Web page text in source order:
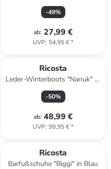
Rosa/ Weiß
-49%
ab: 27,99 €
UVP: 54,95 €*
Ricosta
Leder-Winterboots "Nanuk" in
Schwarz
-50%
ab: 48,99 €
UVP: 99,95 €*
Ricosta
Barfußschuhe "Biggi" in Blau